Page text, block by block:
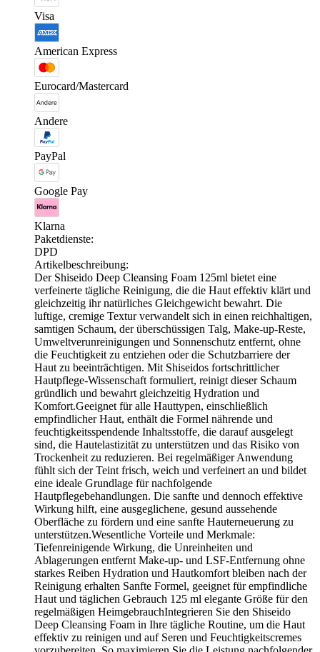
Visa
American Express
Eurocard/Mastercard
Andere
PayPal
Google Pay
Klarna
Paketdienste:
DPD
Artikelbeschreibung:
Der Shiseido Deep Cleansing Foam 125ml bietet eine
verfeinerte tägliche Reinigung, die die Haut effektiv klärt und
gleichzeitig ihr natürliches Gleichgewicht bewahrt. Die
luftige, cremige Textur verwandelt sich in einen reichhaltigen,
samtigen Schaum, der überschüssigen Talg, Make-up-Reste,
Umweltverunreinigungen und Sonnenschutz entfernt, ohne
die Feuchtigkeit zu entziehen oder die Schutzbarriere der
Haut zu beeinträchtigen. Mit Shiseidos fortschrittlicher
Hautpflege-Wissenschaft formuliert, reinigt dieser Schaum
gründlich und bewahrt gleichzeitig Hydration und
Komfort.Geeignet für alle Hauttypen, einschließlich
empfindlicher Haut, enthält die Formel nährende und
feuchtigkeitsspendende Inhaltsstoffe, die darauf ausgelegt
sind, die Hautelastizität zu unterstützen und das Risiko von
Trockenheit zu reduzieren. Bei regelmäßiger Anwendung
fühlt sich der Teint frisch, weich und verfeinert an und bildet
eine ideale Grundlage für nachfolgende
Hautpflegebehandlungen. Die sanfte und dennoch effektive
Wirkung hilft, eine ausgeglichene, gesund aussehende
Oberfläche zu fördern und eine sanfte Hauterneuerung zu
unterstützen.Wesentliche Vorteile und Merkmale:
Tiefenreinigende Wirkung, die Unreinheiten und
Ablagerungen entfernt Make-up- und LSF-Entfernung ohne
starkes Reiben Hydration und Hautkomfort bleiben nach der
Reinigung erhalten Sanfte Formel, geeignet für empfindliche
Haut und täglichen Gebrauch 125 ml elegante Größe für den
regelmäßigen HeimgebrauchIntegrieren Sie den Shiseido
Deep Cleansing Foam in Ihre tägliche Routine, um die Haut
effektiv zu reinigen und auf Seren und Feuchtigkeitscremes